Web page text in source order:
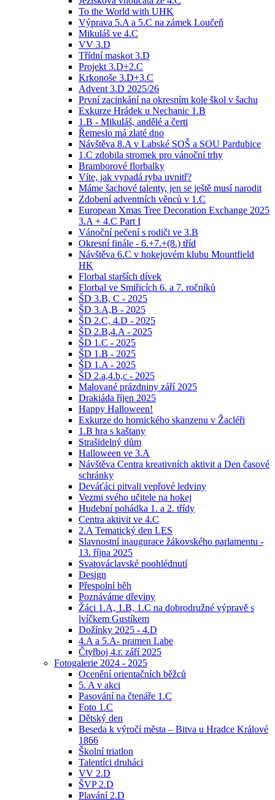
To the World with UHK
Výprava 5.A a 5.C na zámek Loučeň
Mikuláš ve 4.C
VV 3.D
Třídní maskot 3.D
Projekt 3.D+2.C
Krkonoše 3.D+3.C
Advent 3.D 2025/26
První zacinkání na okresním kole škol v šachu
Exkurze Hrádek u Nechanic 1.B
1.B - Mikuláš, andělé a čerti
Řemeslo má zlaté dno
Návštěva 8.A v Labské SOŠ a SOU Pardubice
1.C zdobila stromek pro vánoční trhy
Bramborové florbalky
Víte, jak vypadá ryba uvnitř?
Máme šachové talenty, jen se ještě musí narodit
Zdobení adventních věnců v 1.C
European Xmas Tree Decoration Exchange 2025
3.A + 4.C Part I
Vánoční pečení s rodiči ve 3.B
Okresní finále - 6.+7.+(8.) tříd
Návštěva 6.C v hokejovém klubu Mountfield
HK
Florbal starších dívek
Florbal ve Smiřicích 6. a 7. ročníků
ŠD 3.B, C - 2025
ŠD 3.A,B - 2025
ŠD 2.C, 4.D - 2025
ŠD 2.B,4.A - 2025
ŠD 1.C - 2025
ŠD 1.B - 2025
ŠD 1.A - 2025
ŠD 2.a,4.b,c - 2025
Malované prázdniny září 2025
Drakiáda říjen 2025
Happy Halloween!
Exkurze do hornického skanzenu v Žacléři
1.B hra s kaštany
Strašidelný dům
Halloween ve 3.A
Návštěva Centra kreativních aktivit a Den časové
schránky
Deváťáci pitvali vepřové ledviny
Vezmi svého učitele na hokej
Hudební pohádka 1. a 2. třídy
Centra aktivit ve 4.C
2.A Tematický den LES
Slavnostní inaugurace žákovského parlamentu -
13. října 2025
Svatováclavské poohlédnutí
Design
Přespolní běh
Poznáváme dřeviny
Žáci 1.A, 1.B, 1.C na dobrodružné výpravě s
lvíčkem Gustíkem
Dožínky 2025 - 4.D
4.A a 5.A- pramen Labe
Čtyřboj 4.r. září 2025
Fotogalerie 2024 - 2025
Ocenění orientačních běžců
5. A v akci
Pasování na čtenáře 1.C
Foto 1.C
Dětský den
Beseda k výročí města – Bitva u Hradce Králové
1866
Školní triatlon
Talentíci druháci
VV 2.D
ŠVP 2.D
Plavání 2.D